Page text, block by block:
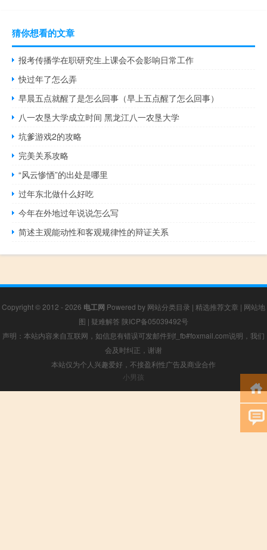
猜你想看的文章
报考传播学在职研究生上课会不会影响日常工作
快过年了怎么弄
早晨五点就醒了是怎么回事（早上五点醒了怎么回事）
八一农垦大学成立时间 黑龙江八一农垦大学
坑爹游戏2的攻略
完美关系攻略
“风云惨恓”的出处是哪里
过年东北做什么好吃
今年在外地过年说说怎么写
简述主观能动性和客观规律性的辩证关系
Copyright © 2012 - 2026 电工网 Powered by 网站分类目录 | 精选推荐文章 | 网站地
图 | 疑难解答 陕ICP备05039492号
声明：本站内容来自互联网，如信息有错误可发邮件到f_fb#foxmail.com说明，我们
会及时纠正，谢谢
本站仅为个人兴趣爱好，不接盈利性广告及商业合作
小男孩